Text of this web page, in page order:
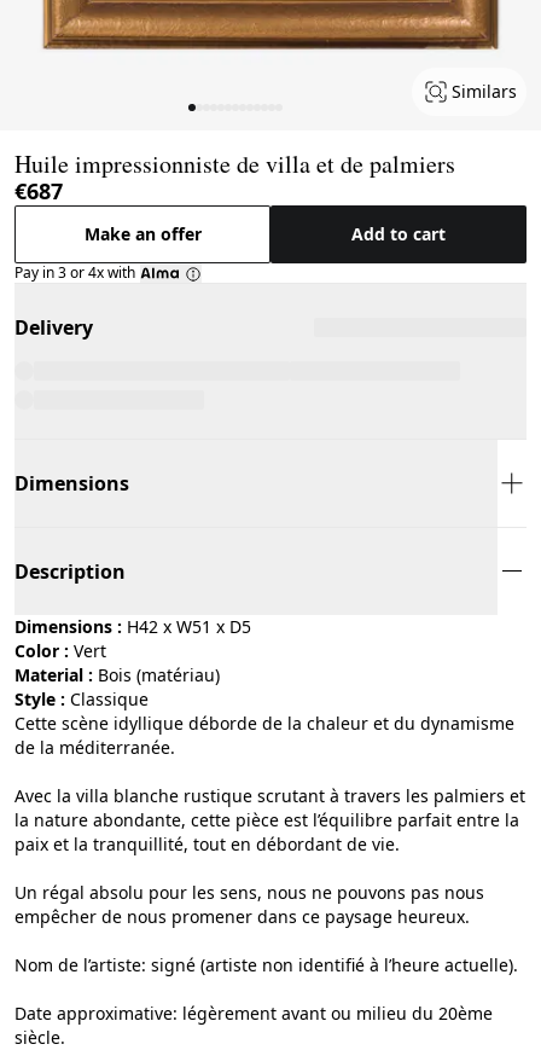
Similars
Huile impressionniste de villa et de palmiers
€687
Make an offer Add to cart
Pay in 3 or 4x with
Delivery
Dimensions
Description
Dimensions : H42 x W51 x D5
Color :
vert
Material :
bois (matériau)
Style :
classique
Cette scène idyllique déborde de la chaleur et du dynamisme
de la méditerranée.
Avec la villa blanche rustique scrutant à travers les palmiers et
la nature abondante, cette pièce est l’équilibre parfait entre la
paix et la tranquillité, tout en débordant de vie.
Un régal absolu pour les sens, nous ne pouvons pas nous
empêcher de nous promener dans ce paysage heureux.
Nom de l’artiste: signé (artiste non identifié à l’heure actuelle).
Date approximative: légèrement avant ou milieu du 20ème
siècle.